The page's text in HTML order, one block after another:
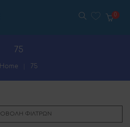
75
Home 75
ΦΊΛΤΡΩΝ